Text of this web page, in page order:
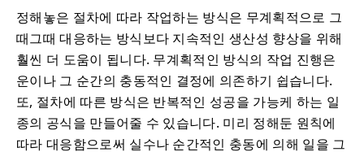
정해놓은 절차에 따라 작업하는 방식은 무계획적으로 그
때그때 대응하는 방식보다 지속적인 생산성 향상을 위해
훨씬 더 도움이 됩니다. 무계획적인 방식의 작업 진행은
운이나 그 순간의 충동적인 결정에 의존하기 쉽습니다.
또, 절차에 따른 방식은 반복적인 성공을 가능케 하는 일
종의 공식을 만들어줄 수 있습니다. 미리 정해둔 원칙에
따라 대응함으로써 실수나 순간적인 충동에 의해 일을 그